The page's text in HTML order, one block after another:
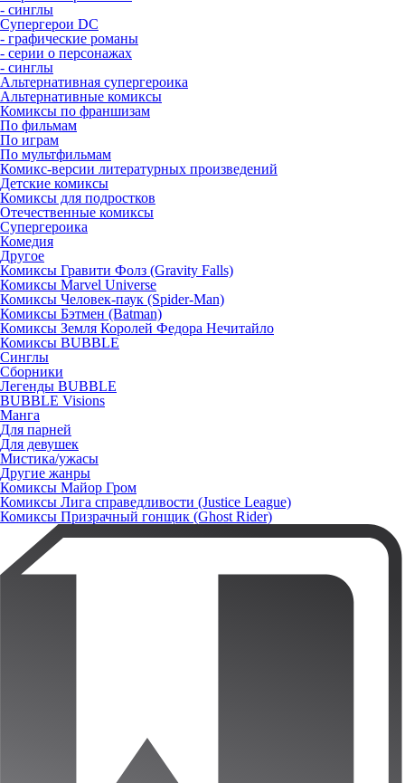
- синглы
Супергерои DC
- графические романы
- серии о персонажах
- синглы
Альтернативная супергероика
Альтернативные комиксы
Комиксы по франшизам
По фильмам
По играм
По мультфильмам
Комикс-версии литературных произведений
Детские комиксы
Комиксы для подростков
Отечественные комиксы
Супергероика
Комедия
Другое
Комиксы Гравити Фолз (Gravity Falls)
Комиксы Marvel Universe
Комиксы Человек-паук (Spider-Man)
Комиксы Бэтмен (Batman)
Комиксы Земля Королей Федора Нечитайло
Комиксы BUBBLE
Синглы
Сборники
Легенды BUBBLE
BUBBLE Visions
Манга
Для парней
Для девушек
Мистика/ужасы
Другие жанры
Комиксы Майор Гром
Комиксы Лига справедливости (Justice League)
Комиксы Призрачный гонщик (Ghost Rider)